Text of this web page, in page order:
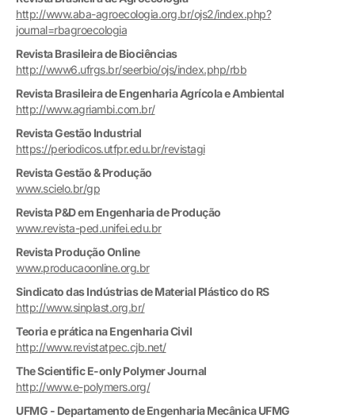
http://www.aba-agroecologia.org.br/ojs2/index.php?
journal=rbagroecologia
Revista Brasileira de Biociências
http://www6.ufrgs.br/seerbio/ojs/index.php/rbb
Revista Brasileira de Engenharia Agrícola e Ambiental
http://www.agriambi.com.br/
Revista Gestão Industrial
https://periodicos.utfpr.edu.br/revistagi
Revista Gestão & Produção
www.scielo.br/gp
Revista P&D em Engenharia de Produção
www.revista-ped.unifei.edu.br
Revista Produção Online
www.producaoonline.org.br
Sindicato das Indústrias de Material Plástico do RS
http://www.sinplast.org.br/
Teoria e prática na Engenharia Civil
http://www.revistatpec.cjb.net/
The Scientific E-only Polymer Journal
http://www.e-polymers.org/
UFMG - Departamento de Engenharia Mecânica UFMG